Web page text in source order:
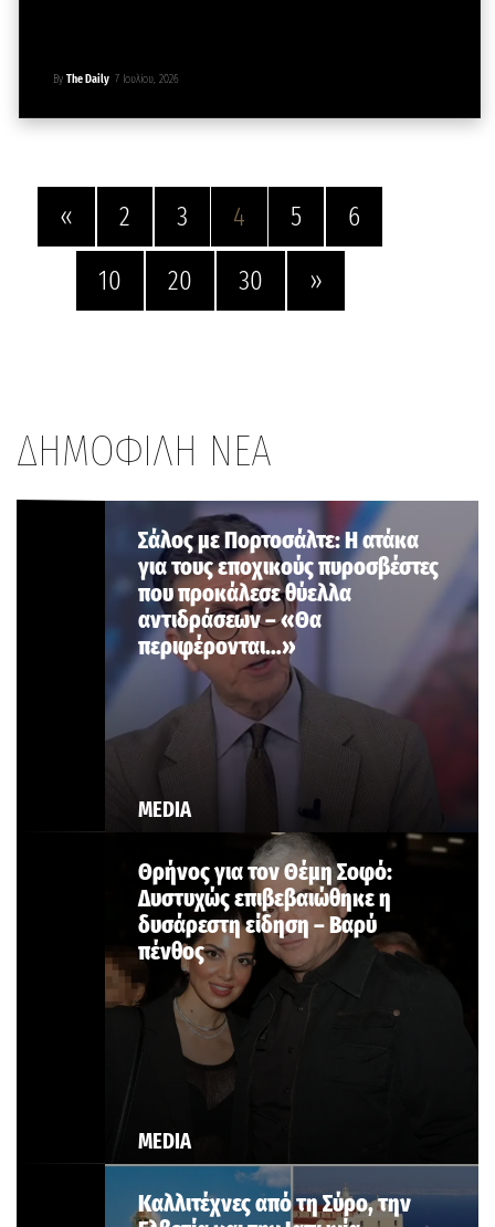
By The Daily 7 Ιουλίου, 2026
« 2 3 4 5
6
10
20 30 »
ΔΗΜΟΦΙΛΗ ΝΕΑ
MEDIA
Σάλος με Πορτοσάλτε: Η ατάκα
για τους εποχικούς πυροσβέστες
που προκάλεσε θύελλα
αντιδράσεων – «Θα
περιφέρονται…»
MEDIA
Θρήνος για τον Θέμη Σοφό:
Δυστυχώς επιβεβαιώθηκε η
δυσάρεστη είδηση – Βαρύ
πένθος
Καλλιτέχνες από τη Σύρο, την